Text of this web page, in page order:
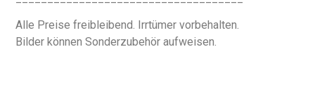
Alle Preise freibleibend. Irrtümer vorbehalten.
Bilder können Sonderzubehör aufweisen.